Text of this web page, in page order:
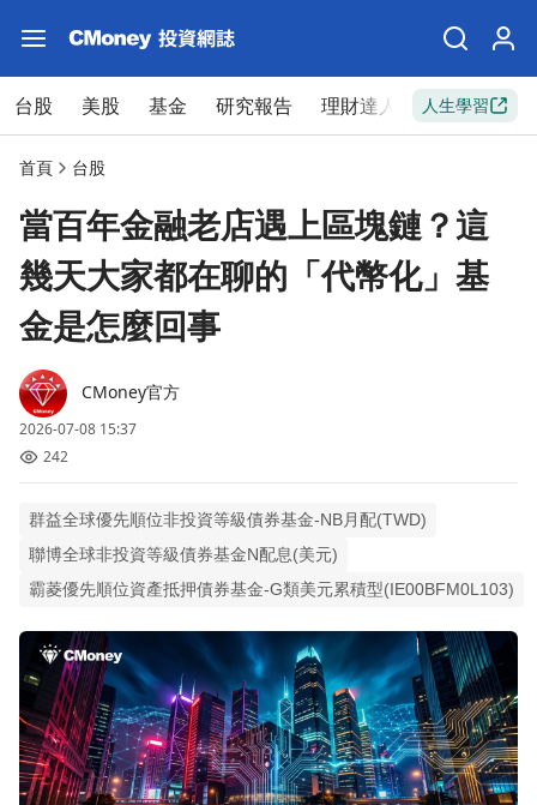
台股 美股 基金 研究報告 理財達人 新手入門
人生學習
首頁 台股
當百年金融老店遇上區塊鏈？這
幾天大家都在聊的「代幣化」基
金是怎麼回事
CMoney官方
2026-07-08 15:37
242
群益全球優先順位非投資等級債券基金-NB月配(TWD)
聯博全球非投資等級債券基金N配息(美元)
霸菱優先順位資產抵押債券基金-G類美元累積型(IE00BFM0L103)